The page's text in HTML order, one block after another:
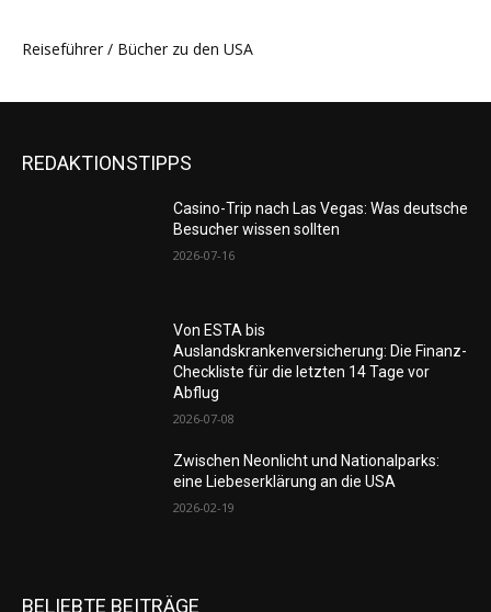
Reiseführer / Bücher zu den USA
REDAKTIONSTIPPS
Casino-Trip nach Las Vegas: Was deutsche
Besucher wissen sollten
2026-07-16
Von ESTA bis
Auslandskrankenversicherung: Die Finanz-
Checkliste für die letzten 14 Tage vor
Abflug
2026-07-08
Zwischen Neonlicht und Nationalparks:
eine Liebeserklärung an die USA
2026-02-19
BELIEBTE BEITRÄGE